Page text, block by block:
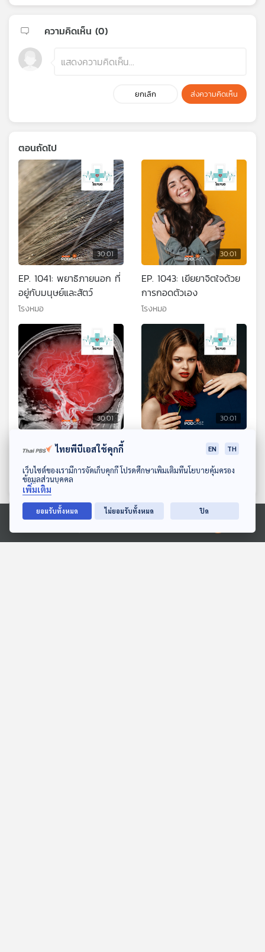
ดาวน์โหลด Thai PBS Podcast Application
Ⓒ 2020 องค์การกระจายเสียงและแพร่ภาพสาธารณะแห่งประเทศไทย
ความคิดเห็น (0)
ยกเลิก ส่งความคิดเห็น
ตอนถัดไป
30:01
EP. 1041: พยาธิภายนอก ที่
อยู่กับมนุษย์และสัตว์
โรงหมอ
30:01
EP. 1043: เยียยาจิตใจด้วย
การกอดตัวเอง
โรงหมอ
30:01
EP. 1044: ตีบ แตก ตัน 3
ภาวะอันตรายจากโรคหลอด
เลือดสมอง
โรงหมอ
30:01
EP. 1045: Love Bombing
ถูกหลอกให้รักจนโงหัวไม่ขึ้น
โรงหมอ
ตอนที่เกี่ยวข้อง
ไทยพีบีเอสใช้คุกกี้ EN TH
เว็บไซต์ของเรามีการจัดเก็บคุกกี้ โปรดศึกษาเพิ่มเติมที่นโยบายคุ้มครอง
ข้อมูลส่วนบุคคล
เพิ่มเติม
ยอมรับทั้งหมด ไม่ยอมรับทั้งหมด ปิด